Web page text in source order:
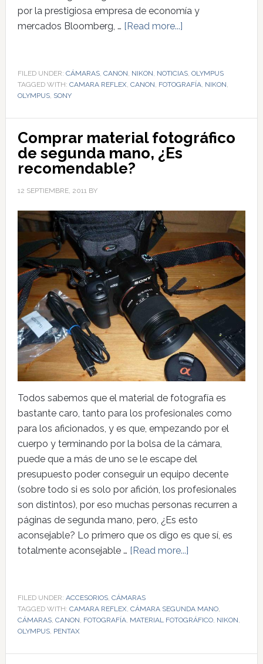
por la prestigiosa empresa de economía y
mercados Bloomberg, … [Read more...]
FILED UNDER: CÁMARAS, CANON, NIKON, NOTICIAS, OLYMPUS
TAGGED WITH: CAMARA REFLEX, CANON, FOTOGRAFÍA, NIKON,
OLYMPUS, SONY
Comprar material fotográfico
de segunda mano, ¿Es
recomendable?
12 SEPTIEMBRE, 2011BY
Todos sabemos que el material de fotografía es
bastante caro, tanto para los profesionales como
para los aficionados, y es que, empezando por el
cuerpo y terminando por la bolsa de la cámara,
puede que a más de uno se le escape del
presupuesto poder conseguir un equipo decente
(sobre todo si es solo por afición, los profesionales
son distintos), por eso muchas personas recurren a
páginas de segunda mano, pero, ¿Es esto
aconsejable? Lo primero que os digo es que sí, es
totalmente aconsejable … [Read more...]
FILED UNDER: ACCESORIOS, CÁMARAS
TAGGED WITH: CAMARA REFLEX, CÁMARA SEGUNDA MANO,
CÁMARAS, CANON FOTOGRAFÍA, MATERIAL FOTOGRÁFICO, NIKON
OLYMPUS, PENTAX